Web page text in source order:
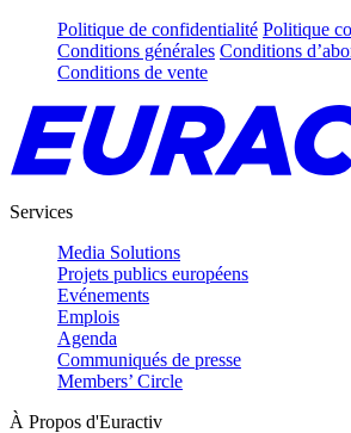
Politique de confidentialité Politique
Conditions générales Conditions
Conditions de vente
Services
Media Solutions
Projets publics européens
Evénements
Emplois
Agenda
Communiqués de presse
Members’ Circle
À Propos d'Euractiv